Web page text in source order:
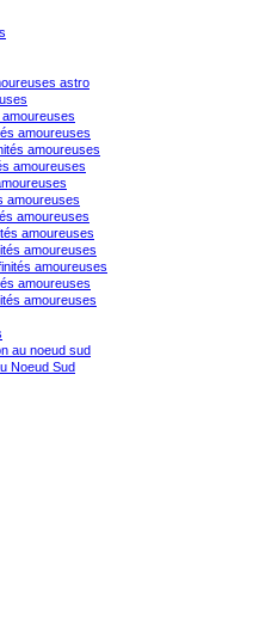
astro
amoureuses
amoureuses
amoureuses
amoureuses
amoureuses
amoureuses
amoureuses
amoureuses
amoureuses
amoureuses
au noeud sud
Noeud Sud